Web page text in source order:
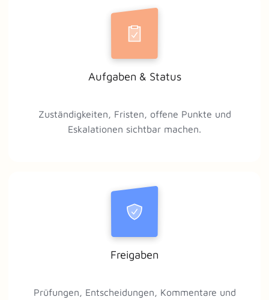
Aufgaben & Status
Zuständigkeiten, Fristen, offene Punkte und
Eskalationen sichtbar machen.
Freigaben
Prüfungen, Entscheidungen, Kommentare und